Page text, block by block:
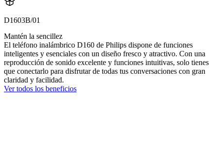
D1603B/01
Mantén la sencillez
El teléfono inalámbrico D160 de Philips dispone de funciones
inteligentes y esenciales con un diseño fresco y atractivo. Con una
reproducción de sonido excelente y funciones intuitivas, solo tienes
que conectarlo para disfrutar de todas tus conversaciones con gran
claridad y facilidad.
Ver todos los beneficios